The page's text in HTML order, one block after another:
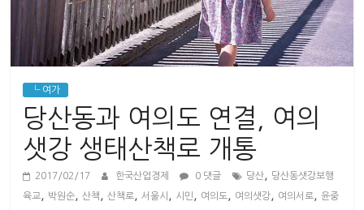
제
└ 여가
당산동과 여의도 연결, 여의
샛강 생태산책로 개통
2017/02/17 한국산업경제 0 댓글 당산 당산동샛강보행
육교 박원순 ,산책 ,산책로 서울시 시민 여의도 여의샛강 여의서로 ,윤중